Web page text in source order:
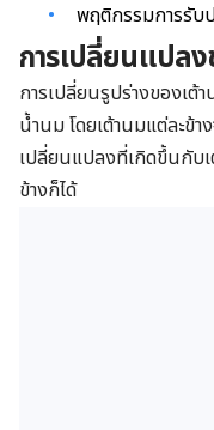
พฤติกรรมการรับ
การเปลี่ยนแปล
การเปลี่ยนรูปร่างของเต้
น้ำนม โดยเต้านมแต่ละข้
เปลี่ยนแปลงที่เกิดขึ้นกับ
ข้างก็ได้